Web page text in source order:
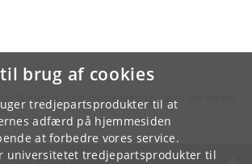
brug af cookies
tredjepartsprodukter til at
adfærd på hjemmesiden
at forbedre vores service.
universitetet tredjepartsprodukter til
til kurset, skal du henvende dig til din lokale